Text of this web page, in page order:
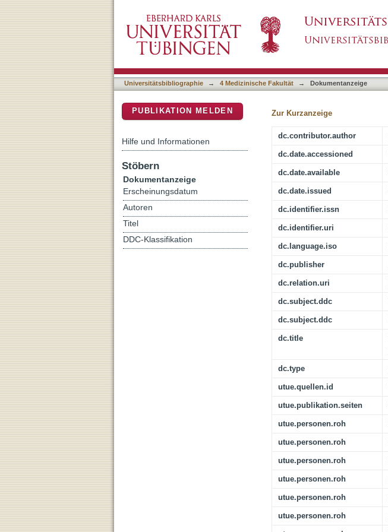
increases distal strain distribution
Universitätsbibliographie → 4 Medizinische Fakultät → Dokumentanzeige
Zur Kurzanzeige
dc.contributor.author
dc.date.accessioned
dc.date.available
dc.date.issued
dc.identifier.issn
dc.identifier.uri
dc.language.iso
dc.publisher
dc.relation.uri
dc.subject.ddc
dc.subject.ddc
dc.title
dc.type
utue.quellen.id
utue.publikation.seiten
utue.personen.roh
utue.personen.roh
utue.personen.roh
utue.personen.roh
utue.personen.roh
utue.personen.roh
PUBLIKATION MELDEN
Hilfe und Informationen
Stöbern
Dokumentanzeige
Erscheinungsdatum
Autoren
Titel
DDC-Klassifikation